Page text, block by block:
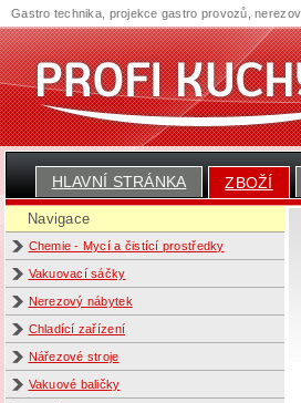
HLAVNÍ STRÁNKA ZBOŽÍ
Navigace
Chemie - Mycí a čistící prostředky
Vakuovací sáčky
Nerezový nábytek
Chladící zařízení
Nářezové stroje
Vakuové baličky
Gastro technika, projekce gastro provozů,